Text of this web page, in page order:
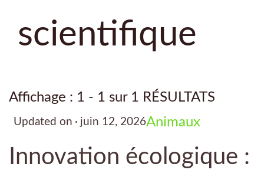
scientifique
Affichage : 1 - 1 sur 1 RÉSULTATS
Updated on juin 12, 2026Animaux
Innovation écologique :